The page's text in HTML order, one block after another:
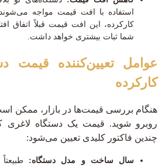
استفاده با افت قیمت مواجه
کارکرده، این افت قیمت قبلاً اتفاق
شما ثبات بیشتری خواهد داشت.
عوامل تعیین‌کننده قیمت
کارکرده
هنگام بررسی قیمت‌ها در بازار، ممکن
روبرو شوید. قیمت یک دستگاه لاغری
چندین فاکتور کلیدی تعیین می‌شود:
سال ساخت و مدل دستگاه: